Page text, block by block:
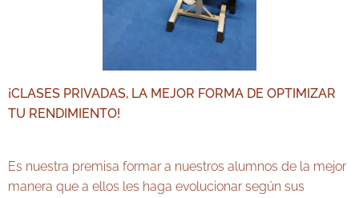
¡CLASES PRIVADAS, LA MEJOR FORMA DE OPTIMIZAR
TU RENDIMIENTO!
Es nuestra premisa formar a nuestros alumnos de la mejor
manera que a ellos les haga evolucionar según sus